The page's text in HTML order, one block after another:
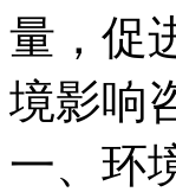
量，促
境影响
一、环